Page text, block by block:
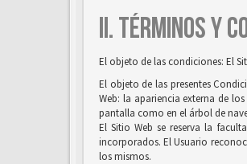
II. TÉRMINOS Y
El objeto de las condiciones: El
El objeto de las presentes
Web: la apariencia externa de
pantalla como en el árbol de
El Sitio Web se reserva la
incorporados. El Usuario
los mismos.